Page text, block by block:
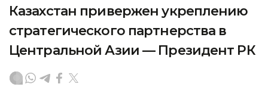
Казахстан привержен укреплению
стратегического партнерства в
Центральной Азии — Президент РК